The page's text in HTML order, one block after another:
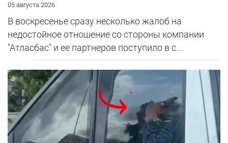
05 августа 2026
В воскресенье сразу несколько жалоб на
недостойное отношение со стороны компании
"Атласбас" и ее партнеров поступило в с...